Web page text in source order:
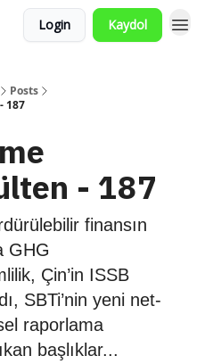
Login Kaydol
Posts
187
- 187
finansın
GHG
Çin’in ISSB
SBTi’nin yeni net-
raporlama
başlıklar...